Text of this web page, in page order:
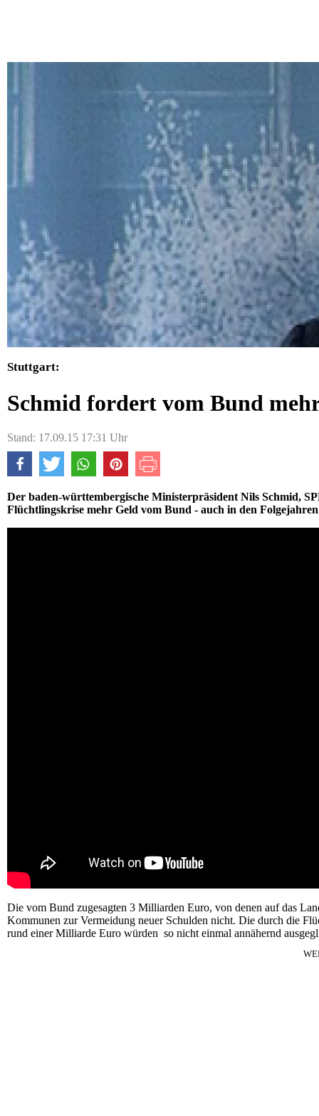
Stuttgart:
Schmid fordert vom Bund
Stand: 17.09.15 17:31 Uhr
Der baden-württembergische Ministerpräsident Nils Schmid,
Flüchtlingskrise mehr Geld vom Bund - auch in den
Die vom Bund zugesagten 3 Milliarden Euro, von denen auf das
Kommunen zur Vermeidung neuer Schulden nicht. Die durch die
rund einer Milliarde Euro würden so nicht einmal annähernd